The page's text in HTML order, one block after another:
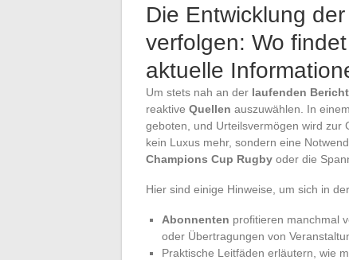
Die Entwicklung
verfolgen: Wo
aktuelle
Um stets nah an der laufenden
reaktive Quellen auszuwählen. In
geboten, und Urteilsvermögen wird zur
kein Luxus mehr, sondern eine
Champions Cup Rugby oder die
Hier sind einige Hinweise, um sich in
Abonnenten profitieren manchmal
oder Übertragungen von
Praktische Leitfäden erläutern, wie